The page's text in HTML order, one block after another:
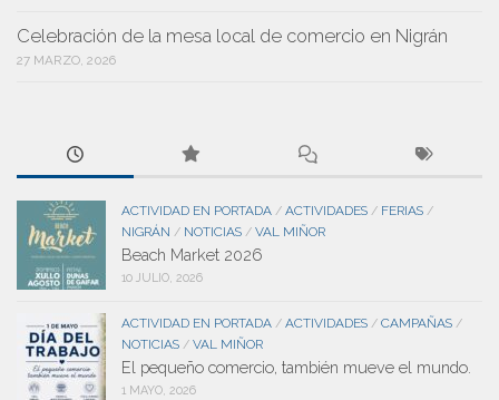
Celebración de la mesa local de comercio en Nigrán
27 MARZO, 2026
ACTIVIDAD EN PORTADA / ACTIVIDADES / FERIAS /
NIGRÁN / NOTICIAS / VAL MIÑOR
Beach Market 2026
10 JULIO, 2026
ACTIVIDAD EN PORTADA / ACTIVIDADES / CAMPAÑAS /
NOTICIAS / VAL MIÑOR
El pequeño comercio, también mueve el mundo.
1 MAYO, 2026